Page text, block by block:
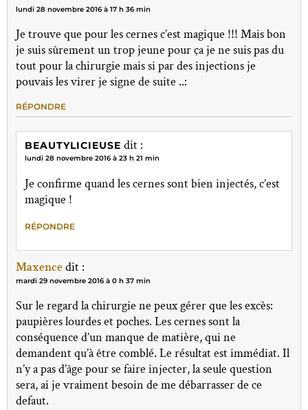
lundi 28 novembre 2016 à 17 h 36 min
Je trouve que pour les cernes c’est magique !!! Mais bon
je suis sûrement un trop jeune pour ça je ne suis pas du
tout pour la chirurgie mais si par des injections je
pouvais les virer je signe de suite ..:
RÉPONDRE
BEAUTYLICIEUSE dit :
lundi 28 novembre 2016 à 23 h 21 min
Je confirme quand les cernes sont bien injectés, c’est
magique !
RÉPONDRE
Maxencedit :
mardi 29 novembre 2016 à 0 h 37 min
Sur le regard la chirurgie ne peux gérer que les excès:
paupières lourdes et poches. Les cernes sont la
conséquence d’un manque de matière, qui ne
demandent qu’à être comblé. Le résultat est immédiat. Il
n’y a pas d’âge pour se faire injecter, la seule question
sera, ai je vraiment besoin de me débarrasser de ce
defaut.